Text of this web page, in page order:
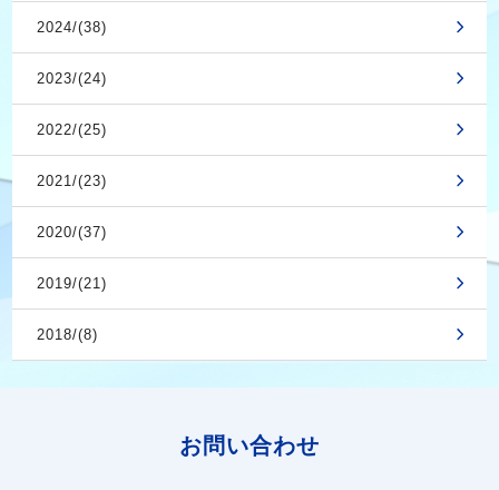
2024/(38)
2023/(24)
2022/(25)
2021/(23)
2020/(37)
2019/(21)
2018/(8)
お問い合わせ